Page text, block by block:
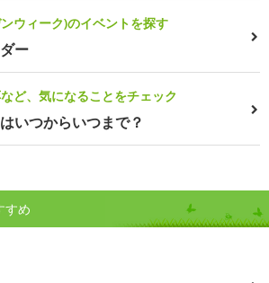
ウィーク)のイベントを探す
ー
ど、気になることをチェック
いつからいつまで？
すめ